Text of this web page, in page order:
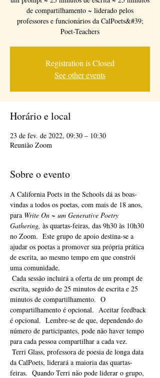
de compartilhamento ~ liderado pelos
professores e funcionários da CalPoets&#39;
Poet-Teachers
Registration is Closed
See other events
Horário e local
23 de fev. de 2022, 09:30 – 10:30
Reunião Zoom
Sobre o evento
A California Poets in the Schools dá as boas-
vindas a todos os poetas, com mais de 18 anos,
para Write On ~ um Generative Poetry
Gathering, às quartas-feiras, das 9h30 às 10h30
no Zoom.  Este grupo de apoio destina-se a
ajudar os poetas a promover sua própria prática
de escrita, ao mesmo tempo em que constrói
uma comunidade.
escrita, seguido de 25 minutos de escrita e 25
minutos de compartilhamento.  O
compartilhamento é opcional.  Aceitar feedback
é opcional.  Lembre-se de que, dependendo do
número de participantes, pode não haver tempo
para cada pessoa compartilhar a cada vez.
da CalPoets, liderará a maioria das quartas-
feiras.  Quando Terri não pode liderar o grupo,